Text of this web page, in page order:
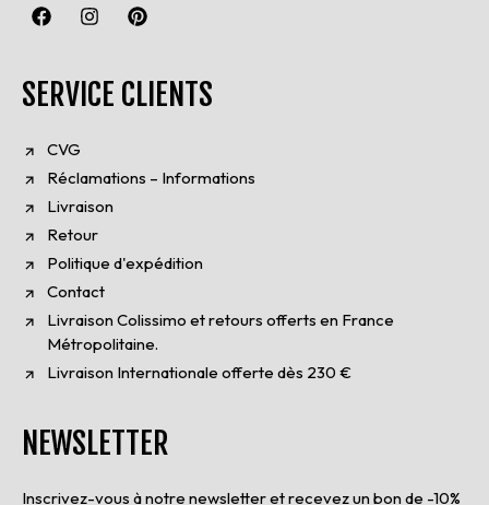
SERVICE CLIENTS
CVG
Réclamations – Informations
Livraison
Retour
Politique d'expédition
Contact
Livraison Colissimo et retours offerts en France
Métropolitaine.
Livraison Internationale offerte dès 230 €
NEWSLETTER
Inscrivez-vous à notre newsletter et recevez un bon de -10%